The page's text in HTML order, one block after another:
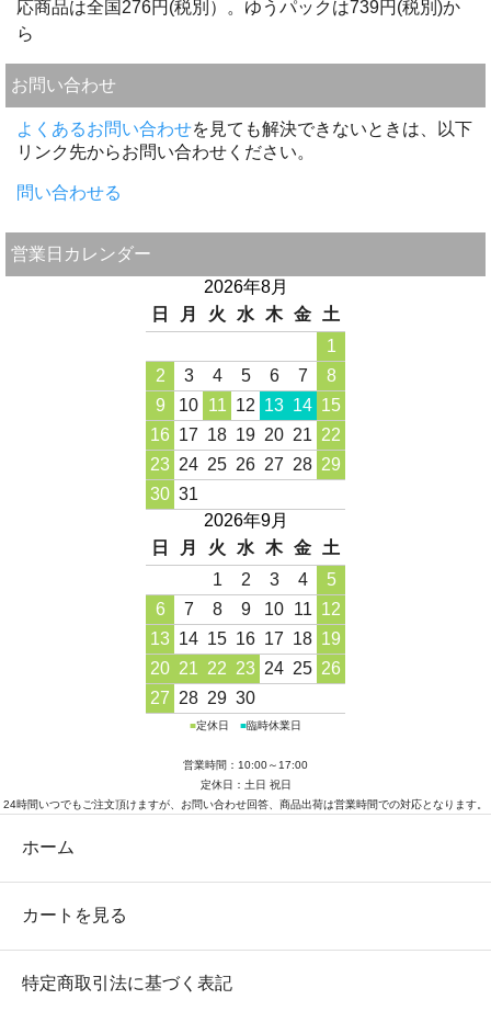
応商品は全国276円(税別）。ゆうパックは739円(税別)か
ら
お問い合わせ
よくあるお問い合わせを見ても解決できないときは、以下
リンク先からお問い合わせください。
問い合わせる
営業日カレンダー
2026年8月
日
月 火 水 木 金
土
1
2
3 4 5 6 7
8
9
10 11 12 13 14 15
16 17 18 19 20 21 22
23 24 25 26 27 28 29
30 31
2026年9月
日
月 火 水 木 金
土
1
2 3 4
5
6
7 8 9 10 11 12
13 14 15 16 17 18 19
20 21 22 23 24 25 26
27 28 29 30
■定休日 ■臨時休業日
営業時間：10:00～17:00
定休日：土日 祝日
24時間いつでもご注文頂けますが、お問い合わせ回答、商品出荷は営業時間での対応となります。
ホーム
カートを見る
特定商取引法に基づく表記